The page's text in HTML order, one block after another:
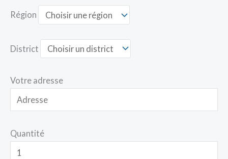
Région
District
Votre adresse
Quantité